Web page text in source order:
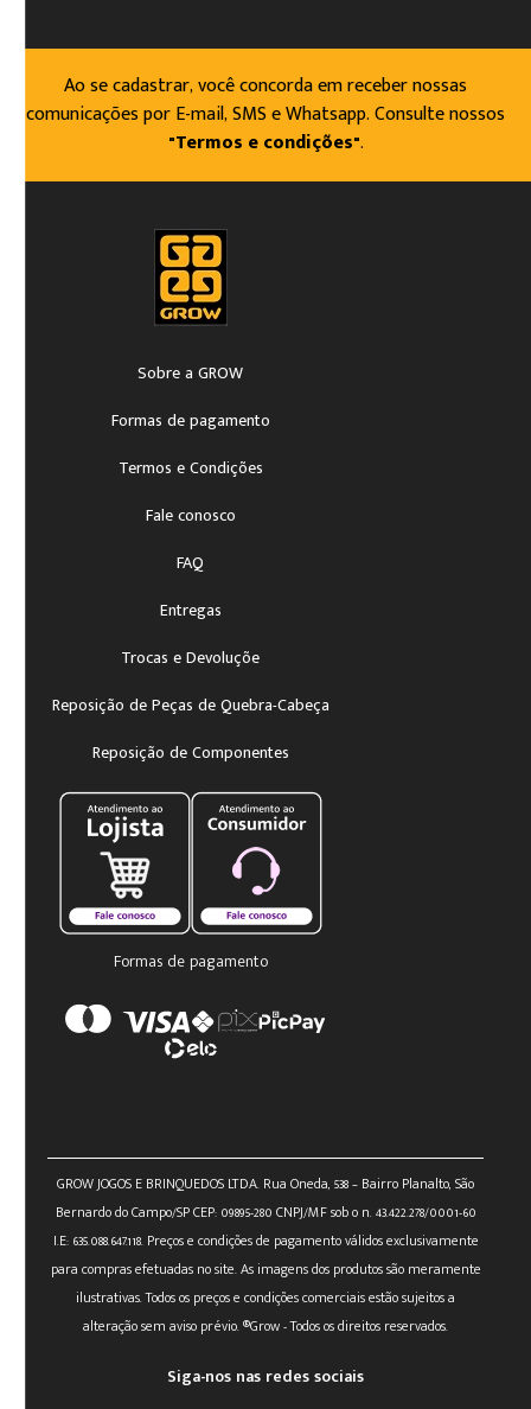
Ao se cadastrar, você concorda em receber nossas
comunicações por E-mail, SMS e Whatsapp. Consulte nossos
"Termos e condições".
Sobre a GROW
Formas de pagamento
Termos e Condições
Fale conosco
FAQ
Entregas
Trocas e Devoluçõe
Reposição de Peças de Quebra-Cabeça
Reposição de Componentes
Formas de pagamento
GROW JOGOS E BRINQUEDOS LTDA. Rua Oneda, 538 – Bairro Planalto, São
Bernardo do Campo/SP CEP: 09895-280 CNPJ/MF sob o n. 43.422.278/0001-60
I.E: 635.088.647.118. Preços e condições de pagamento válidos exclusivamente
para compras efetuadas no site. As imagens dos produtos são meramente
ilustrativas. Todos os preços e condições comerciais estão sujeitos a
alteração sem aviso prévio. ®Grow - Todos os direitos reservados.
Siga-nos nas redes sociais